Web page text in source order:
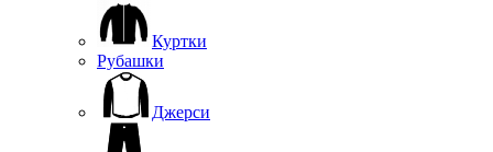
Куртки
Рубашки
Джерси